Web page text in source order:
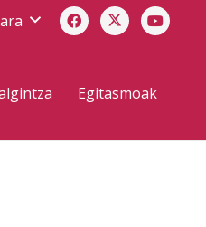
Egitasmoak